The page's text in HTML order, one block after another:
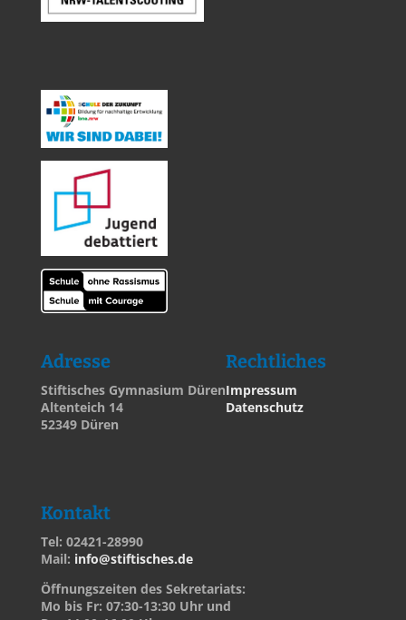
Adresse
Stiftisches Gymnasium Düren
Altenteich 14
52349 Düren
Rechtliches
Impressum
Datenschutz
Kontakt
Tel: 02421-28990
Mail: info@stiftisches.de
Öffnungszeiten des Sekretariats:
Mo bis Fr: 07:30-13:30 Uhr und